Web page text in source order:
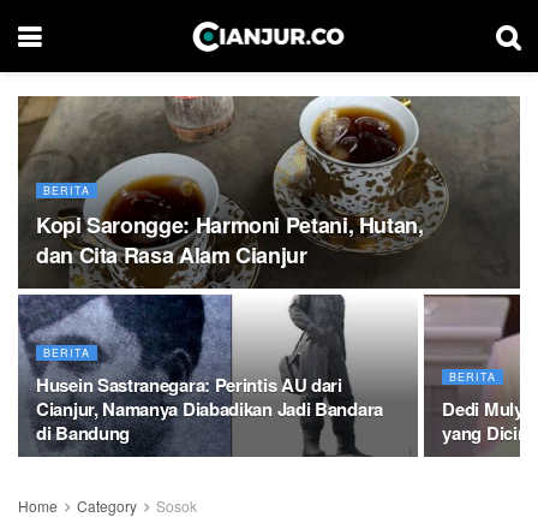
BERITA
Kopi Sarongge: Harmoni Petani, Hutan,
dan Cita Rasa Alam Cianjur
BERITA
Husein Sastranegara: Perintis AU dari
Cianjur, Namanya Diabadikan Jadi Bandara
di Bandung
BERITA
Dedi
yang
Home Category Sosok